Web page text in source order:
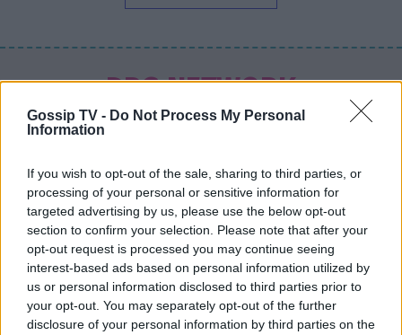
Gossip TV - Do Not Process My Personal
Information
If you wish to opt-out of the sale, sharing to third parties, or
processing of your personal or sensitive information for
targeted advertising by us, please use the below opt-out
section to confirm your selection. Please note that after your
opt-out request is processed you may continue seeing
interest-based ads based on personal information utilized by
us or personal information disclosed to third parties prior to
your opt-out. You may separately opt-out of the further
disclosure of your personal information by third parties on the
Αντώνιος και Κλεοπάτρα: Αυτοτελή
Ποιους θα δούμε στα πρώτα
επεισόδια
HOLLYWOOD
Hailey Bieber: Τέλος το Pilates – Η
νέα προπόνηση για τέλειους
γλουτούς
SHOWBIZ
DPG NETWORK